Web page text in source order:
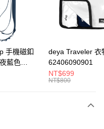
第一商業銀行
彰化商業銀行
台北富邦商業銀行
兆豐國際商業銀行
台中商業銀行
華泰商業銀行
遠東國際商業銀行
手機磁釦
藍色
deya Traveler 衣
62406090901
NT$699
NT$800